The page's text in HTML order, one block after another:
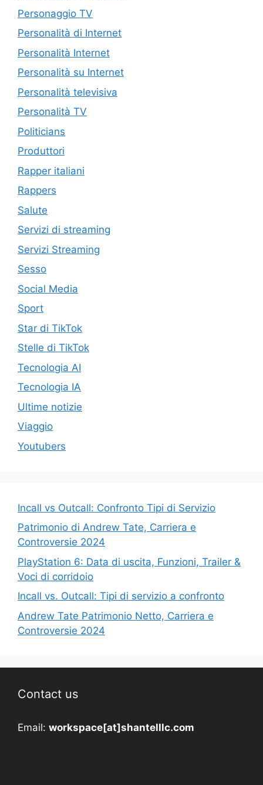
Personaggio TV
Personalità di Internet
Personalità Internet
Personalità su Internet
Personalità televisiva
Personalità TV
Politicians
Produttori
Rapper italiani
Rappers
Salute
Servizi di streaming
Servizi Streaming
Sesso
Social Media
Sport
Star di TikTok
Stelle di TikTok
Tecnologia AI
Tecnologia IA
Ultime notizie
Viaggio
Youtubers
Incall vs Outcall: Confronto Tipi di Servizio
Patrimonio di Andrew Tate, Carriera e
Controversie 2024
PlayStation 6: Data di uscita, Funzioni, Trailer &
Voci di corridoio
Incall vs. Outcall: Tipi di servizio a confronto
Andrew Tate Patrimonio Netto, Carriera e
Controversie 2024
Contact us
Email: workspace[at]shantelllc.com